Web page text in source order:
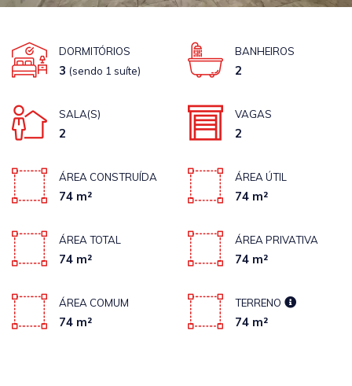
DORMITÓRIOS
3 (sendo 1 suíte)
BANHEIROS
2
SALA(S)
2
VAGAS
2
ÁREA CONSTRUÍDA
74 m²
ÁREA ÚTIL
74 m²
ÁREA TOTAL
74 m²
ÁREA PRIVATIVA
74 m²
ÁREA COMUM
74 m²
TERRENO
74 m²